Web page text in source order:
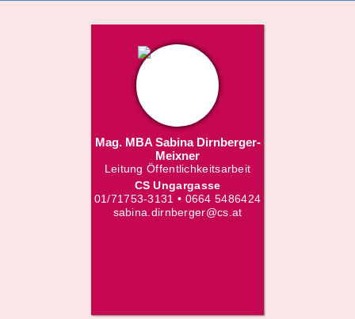
Mag. MBA Sabina Dirnberger-
Meixner
Leitung Öffentlichkeitsarbeit
CS Ungargasse
01/71753-3131 • 0664 5486424
sabina.dirnberger@cs.at